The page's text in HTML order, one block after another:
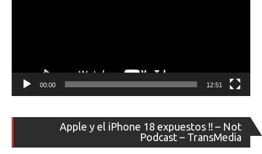
00:00 12:51
Apple y el iPhone 18 expuestos !! – Not
Podcast – TransMedia
de